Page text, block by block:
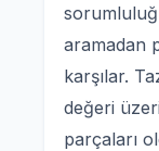
aramadan
karşılar.
değeri
parçaları